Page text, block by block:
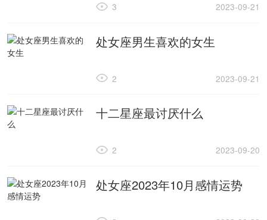
2023-09-21
3
处女座男生喜欢的女生
2023-09-21
2
十二星座最讨厌什么
2023-09-20
2
处女座2023年10月感情运势